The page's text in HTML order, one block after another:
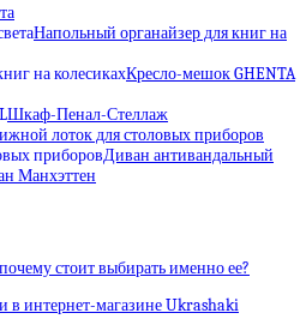
Напольный органайзер для книг на
Кресло-мешок GHENTA
Шкаф-Пенал-Стеллаж
лоток для столовых приборов
Диван антивандальный
Манхэттен
стоит выбирать именно ее?
в интернет-магазине Ukrashaki